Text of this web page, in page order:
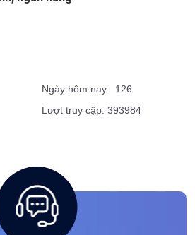
Ngày hôm nay: 126
Lượt truy cập: 393984